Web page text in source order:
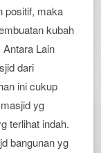
positif, maka
kubah
Lain
dari
ini cukup
yg
terlihat indah.
bangunan yg